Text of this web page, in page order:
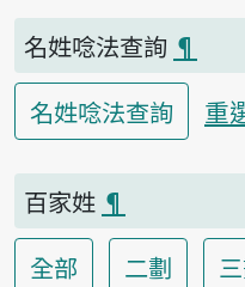
名姓唸法查詢 ¶
名姓唸法查詢
重
百家姓 ¶
全部
二劃